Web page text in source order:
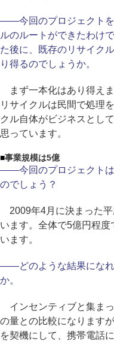
――今回のプロジェクトを
ルのルートができたわけ
た後に、既存のリサイク
り得るのでしょうか。
まず一本化はあり得え
リサイクルは民間で処理
クル自体がビジネスとし
思っています。
■事業規模は5億
――今回のプロジェクトは
のでしょう？
2009年4月に決まった平
います。全体で5億円程
います。
――どのような結果になれ
か。
インセンティブと集ま
の量との比較になります
を契機にして、携帯電話